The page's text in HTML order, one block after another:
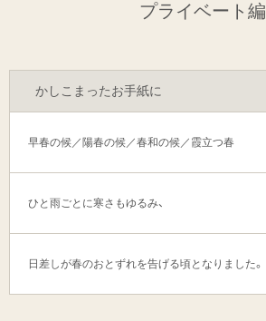
プライベート編
かしこまったお手紙に
早春の候／陽春の候／春和の候／霞立つ春
ひと雨ごとに寒さもゆるみ、
日差しが春のおとずれを告げる頃となりました。